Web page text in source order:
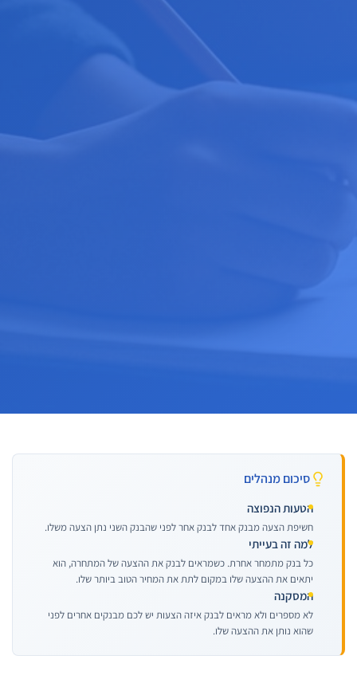
סיכום מנהלים
הטעות הנפוצה
חשיפת הצעה מבנק אחד לבנק אחר לפני שהבנק השני נתן הצעה משלו.
למה זה בעייתי
כל בנק מתמחר אחרת. כשמראים לבנק את ההצעה של המתחרה, הוא
יתאים את ההצעה שלו במקום לתת את המחיר הטוב ביותר שלו.
המסקנה
לא מספרים ולא מראים לבנק איזה הצעות יש לכם מבנקים אחרים לפני
שהוא נותן את ההצעה שלו.